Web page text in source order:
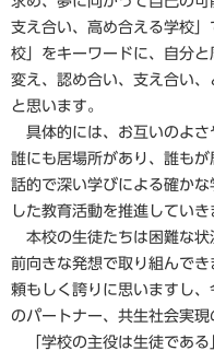
支え合い、高め合える学校」
校」をキーワードに、自分
変え、認め合い、支え合い
と思います。
具体的には、お互いのよさ
誰にも居場所があり、誰も
話的で深い学びによる確か
した教育活動を推進していき
本校の生徒たちは困難な状
前向きな発想で取り組んで
頼もしく誇りに思いますし
のパートナー、共生社会実現
「学校の主役は生徒である